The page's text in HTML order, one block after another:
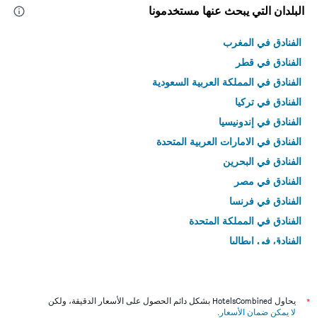
البلدان التي يبحث عنها مستخدمونا
الفنادق في المغرب
الفنادق في قطر
الفنادق في المملكة العربية السعودية
الفنادق في تركيا
الفنادق في إندونيسيا
الفنادق في الامارات العربية المتحدة
الفنادق في البحرين
الفنادق في مصر
الفنادق في فرنسا
الفنادق في المملكة المتحدة
الفنادق في إيطاليا
*
يحاول HotelsCombined بشكل دائم الحصول على الأسعار الدقيقة، ولكن
لا يمكن ضمان الأسعار .